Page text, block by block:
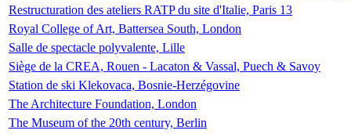
Restructuration des ateliers RATP du site d'Italie, Paris 13
Royal College of Art, Battersea South, London
Salle de spectacle polyvalente, Lille
Siège de la CREA, Rouen - Lacaton & Vassal, Puech & Savoy
Station de ski Klekovaca, Bosnie-Herzégovine
The Architecture Foundation, London
The Museum of the 20th century, Berlin